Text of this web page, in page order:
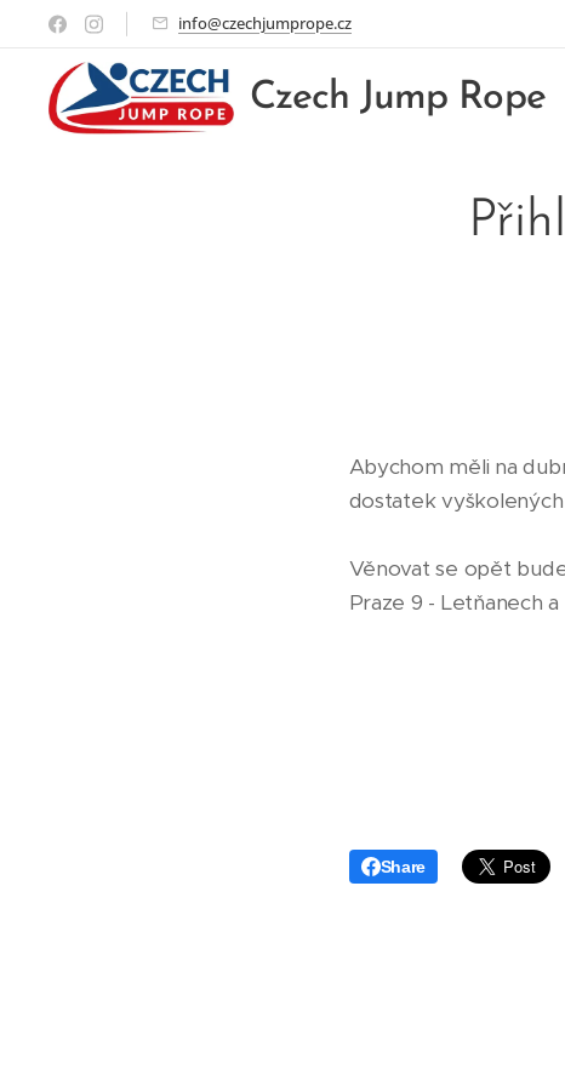
info@czechjumprope.cz
Czech Jump Rope
Abychom měli na
dostatek
Věnovat se opět
Praze 9 - Letňanech
Share